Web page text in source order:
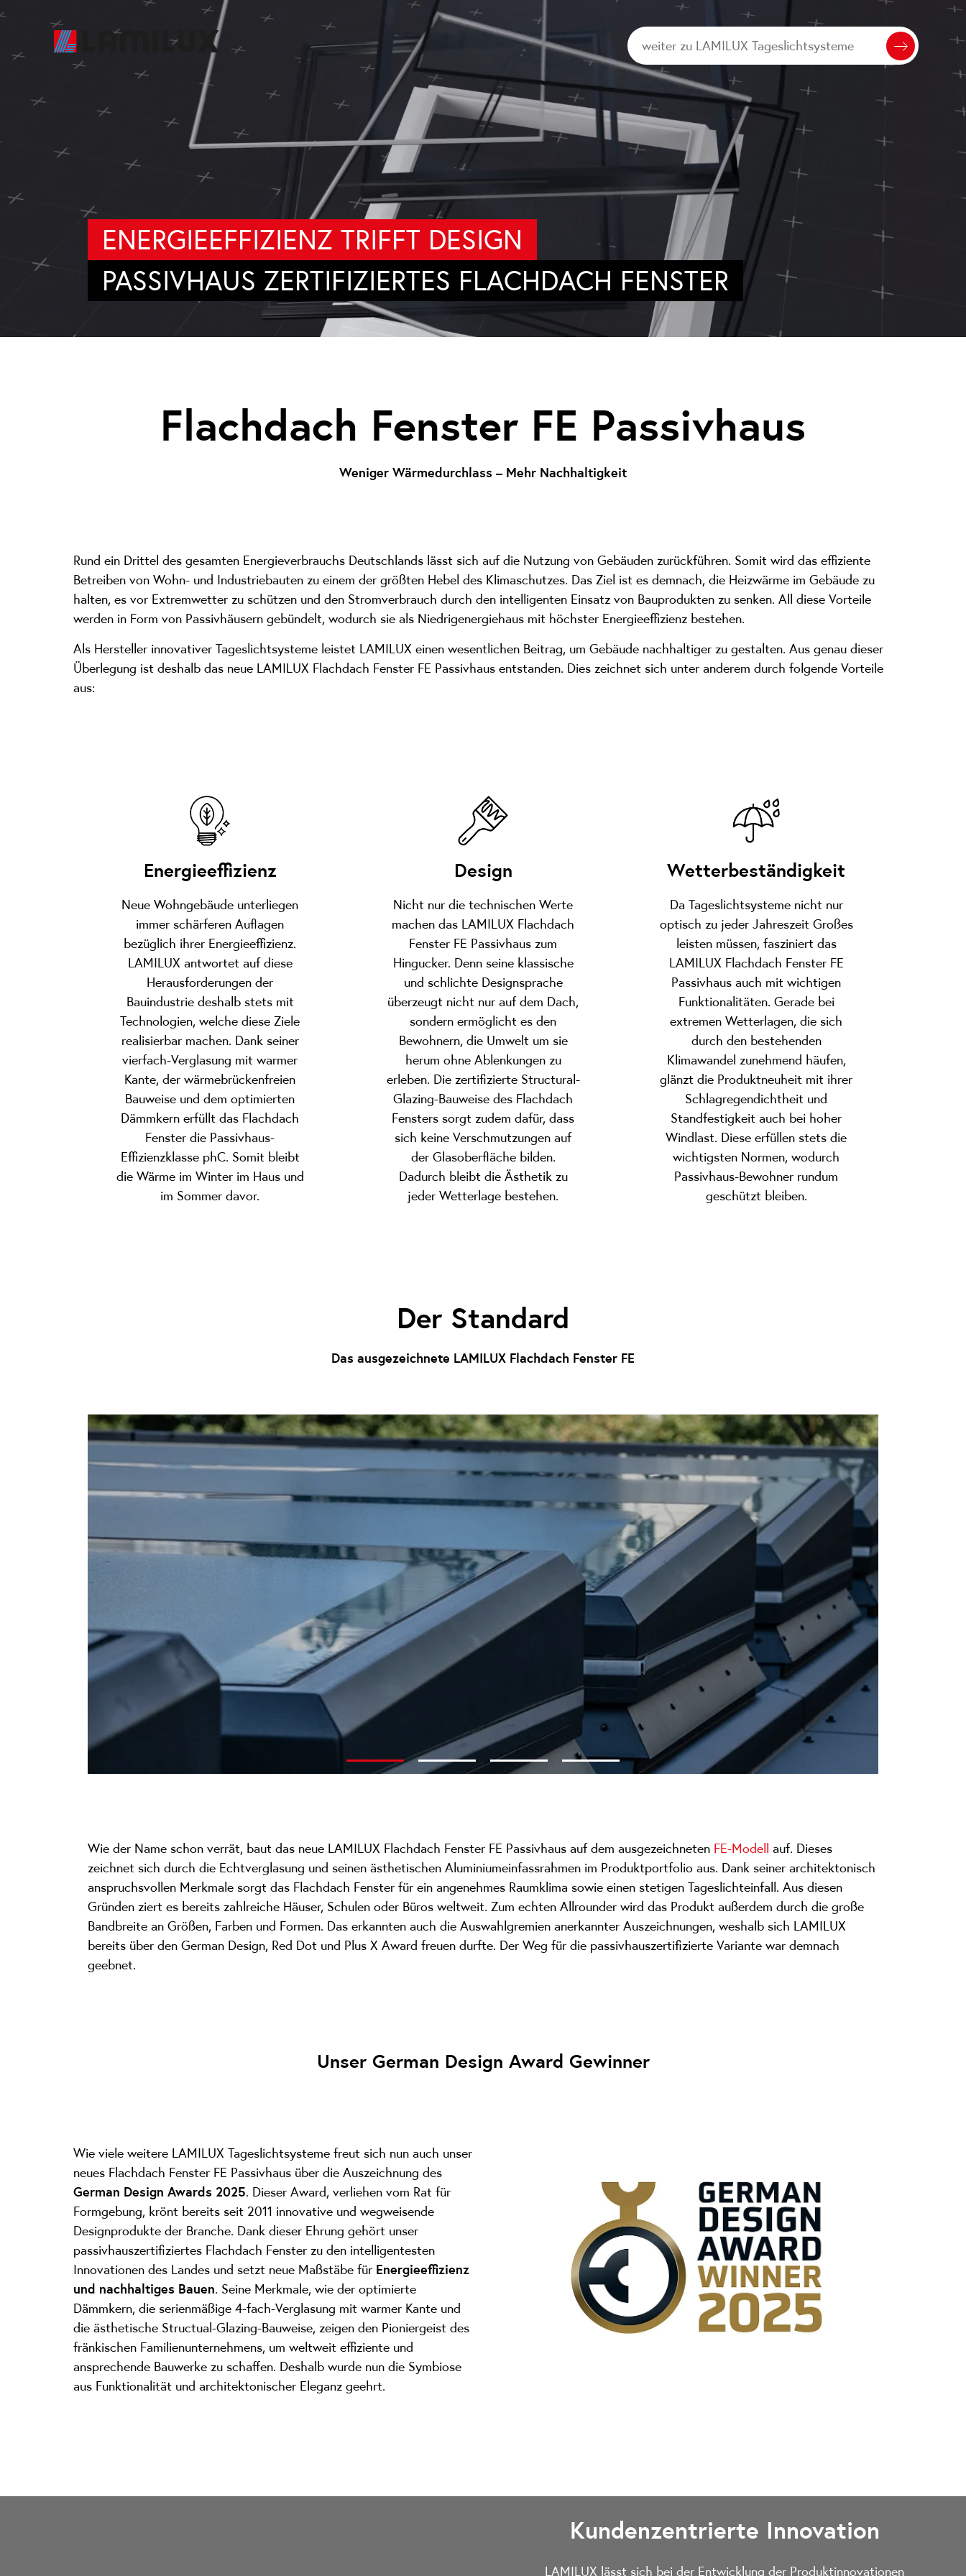
weiter zu LAMILUX Tageslichtsysteme
ENERGIEEFFIZIENZ TRIFFT DESIGN
PASSIVHAUS ZERTIFIZIERTES FLACHDACH FENSTER
Flachdach Fenster FE Passivhaus
Weniger Wärmedurchlass – Mehr Nachhaltigkeit
Rund ein Drittel des gesamten Energieverbrauchs Deutschlands lässt sich auf die Nutzung von Gebäuden zurückführen. Somit wird das effiziente
Betreiben von Wohn- und Industriebauten zu einem der größten Hebel des Klimaschutzes. Das Ziel ist es demnach, die Heizwärme im Gebäude zu
halten, es vor Extremwetter zu schützen und den Stromverbrauch durch den intelligenten Einsatz von Bauprodukten zu senken. All diese Vorteile
werden in Form von Passivhäusern gebündelt, wodurch sie als Niedrigenergiehaus mit höchster Energieeffizienz bestehen.
Als Hersteller innovativer Tageslichtsysteme leistet LAMILUX einen wesentlichen Beitrag, um Gebäude nachhaltiger zu gestalten. Aus genau dieser
Überlegung ist deshalb das neue LAMILUX Flachdach Fenster FE Passivhaus entstanden. Dies zeichnet sich unter anderem durch folgende Vorteile
aus:
Energieeffizienz
Neue Wohngebäude unterliegen
immer schärferen Auflagen
bezüglich ihrer Energieeffizienz.
LAMILUX antwortet auf diese
Herausforderungen der
Bauindustrie deshalb stets mit
Technologien, welche diese Ziele
realisierbar machen. Dank seiner
vierfach-Verglasung mit warmer
Kante, der wärmebrückenfreien
Bauweise und dem optimierten
Dämmkern erfüllt das Flachdach
Fenster die Passivhaus-
Effizienzklasse phC. Somit bleibt
die Wärme im Winter im Haus und
im Sommer davor.
Design
Nicht nur die technischen Werte
machen das LAMILUX Flachdach
Fenster FE Passivhaus zum
Hingucker. Denn seine klassische
und schlichte Designsprache
überzeugt nicht nur auf dem Dach,
sondern ermöglicht es den
Bewohnern, die Umwelt um sie
herum ohne Ablenkungen zu
erleben. Die zertifizierte Structural-
Glazing-Bauweise des Flachdach
Fensters sorgt zudem dafür, dass
sich keine Verschmutzungen auf
der Glasoberfläche bilden.
Dadurch bleibt die Ästhetik zu
jeder Wetterlage bestehen.
Wetterbeständigkeit
Da Tageslichtsysteme nicht nur
optisch zu jeder Jahreszeit Großes
leisten müssen, fasziniert das
LAMILUX Flachdach Fenster FE
Passivhaus auch mit wichtigen
Funktionalitäten. Gerade bei
extremen Wetterlagen, die sich
durch den bestehenden
Klimawandel zunehmend häufen,
glänzt die Produktneuheit mit ihrer
Schlagregendichtheit und
Standfestigkeit auch bei hoher
Windlast. Diese erfüllen stets die
wichtigsten Normen, wodurch
Passivhaus-Bewohner rundum
geschützt bleiben.
Der Standard
Das ausgezeichnete LAMILUX Flachdach Fenster FE
2
Wie der Name schon verrät, baut das neue LAMILUX Flachdach Fenster FE Passivhaus auf dem ausgezeichneten FE-Modell auf. Dieses
zeichnet sich durch die Echtverglasung und seinen ästhetischen Aluminiumeinfassrahmen im Produktportfolio aus. Dank seiner architektonisch
anspruchsvollen Merkmale sorgt das Flachdach Fenster für ein angenehmes Raumklima sowie einen stetigen Tageslichteinfall. Aus diesen
Gründen ziert es bereits zahlreiche Häuser, Schulen oder Büros weltweit. Zum echten Allrounder wird das Produkt außerdem durch die große
Bandbreite an Größen, Farben und Formen. Das erkannten auch die Auswahlgremien anerkannter Auszeichnungen, weshalb sich LAMILUX
bereits über den German Design, Red Dot und Plus X Award freuen durfte. Der Weg für die passivhauszertifizierte Variante war demnach
geebnet.
Unser German Design Award Gewinner
Wie viele weitere LAMILUX Tageslichtsysteme freut sich nun auch unser
neues Flachdach Fenster FE Passivhaus über die Auszeichnung des
German Design Awards 2025. Dieser Award, verliehen vom Rat für
Formgebung, krönt bereits seit 2011 innovative und wegweisende
Designprodukte der Branche. Dank dieser Ehrung gehört unser
passivhauszertifiziertes Flachdach Fenster zu den intelligentesten
Innovationen des Landes und setzt neue Maßstäbe für Energieeffizienz
und nachhaltiges Bauen. Seine Merkmale, wie der optimierte
Dämmkern, die serienmäßige 4-fach-Verglasung mit warmer Kante und
die ästhetische Structual-Glazing-Bauweise, zeigen den Pioniergeist des
fränkischen Familienunternehmens, um weltweit effiziente und
ansprechende Bauwerke zu schaffen. Deshalb wurde nun die Symbiose
aus Funktionalität und architektonischer Eleganz geehrt.
Kundenzentrierte Innovation
LAMILUX lässt sich bei der Entwicklung der Produktinnovationen